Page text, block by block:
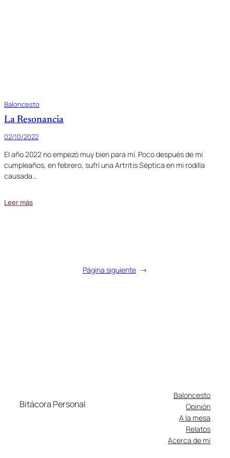
Baloncesto
La Resonancia
02/10/2022
El año 2022 no empezó muy bien para mí. Poco después de mi
cumpleaños, en febrero, sufrí una Artritis Séptica en mi rodilla
causada…
Leer más
Página siguiente →
Bitácora Personal
Baloncesto
Opinión
A la mesa
Relatos
Acerca de mi